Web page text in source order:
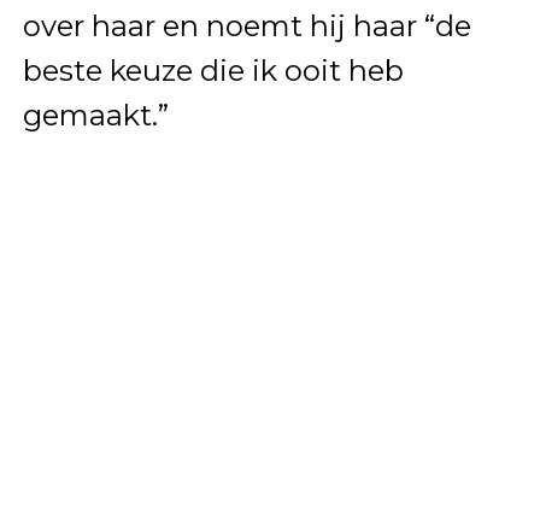
over haar en noemt hij haar “de
beste keuze die ik ooit heb
gemaakt.”